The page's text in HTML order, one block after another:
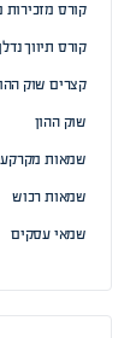
קורס
קורס תיווך
קצרים שוק
שוק ההון
שמאות
שמאות רכוש
שמאי עסקים